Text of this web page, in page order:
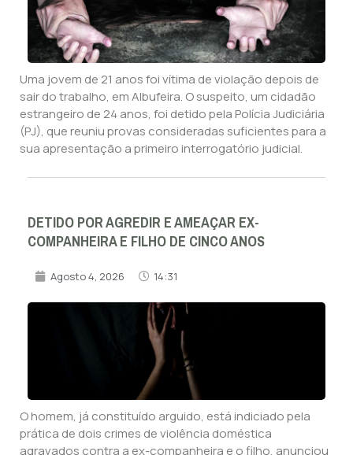
Uma jovem de 21 anos foi vítima de violação depois de
sair do trabalho, em Albufeira. O suspeito, um cidadão
estrangeiro de 24 anos, foi detido pela Polícia Judiciária
(PJ), que reuniu provas consideradas suficientes para a
sua apresentação a primeiro interrogatório judicial.
DETIDO POR AGREDIR E AMEAÇAR EX-
COMPANHEIRA E FILHO DE CINCO ANOS
Agosto 4, 2026 14:31
O homem, já constituído arguido, está indiciado pela
prática de dois crimes de violência doméstica
agravados contra a ex-companheira e o filho, anunciou